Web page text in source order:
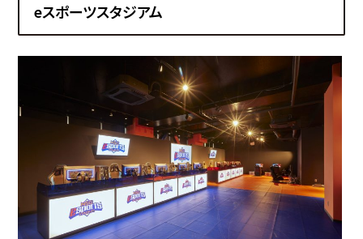
eスポーツスタジアム